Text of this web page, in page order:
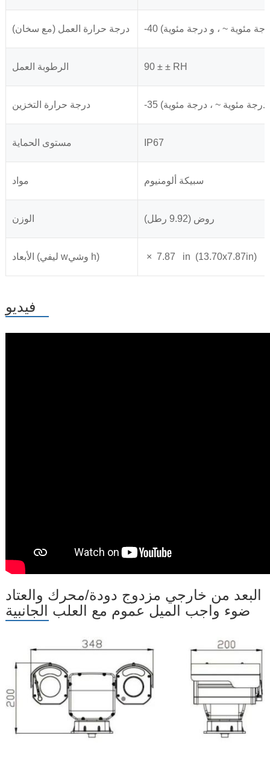
درجة حرارة العمل (مع سخان)
الرطوبة العمل 90 ± ± RH
درجة حرارة التخزين
مستوى الحماية IP67
مواد سبيكة ألومنيوم
الوزن روض (9.92 رطل)
الأبعاد (ليفي wوشي h) ‎ × ‎ ‏ ‏ ‏ 7.87in ‏ (13.70x7.87in)
فيديو
البعد من خارجي مزدوج دودة/محرك والعتاد
ضوء واجب الميل عموم مع العلب الجانبية